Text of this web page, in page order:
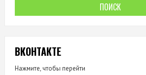
ВКОНТАКТЕ
Нажмите, чтобы перейти